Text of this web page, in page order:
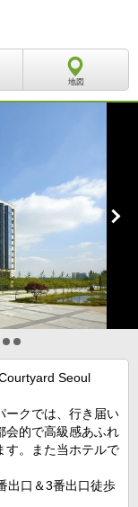
地図
Seoul
ークでは、行き届い
会的で高級感あふれ
す。また当ホテルで
出口＆3番出口徒歩